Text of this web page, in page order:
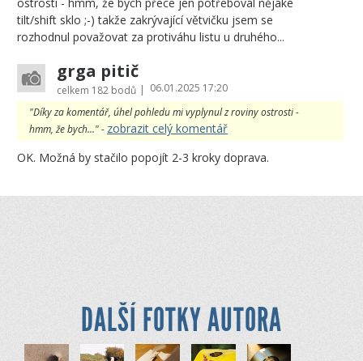
tilt/shift sklo ;-) takže zakrývající větvičku jsem se
rozhodnul považovat za protiváhu listu u druhého...
grga pitič
celkem 182 bodů | 06.01.2025 17:20
"Díky za komentář, úhel pohledu mi vyplynul z roviny ostrosti -
hmm, že bych..." - zobrazit celý komentář
OK. Možná by stačilo popojít 2-3 kroky doprava.
DALŠÍ FOTKY AUTORA